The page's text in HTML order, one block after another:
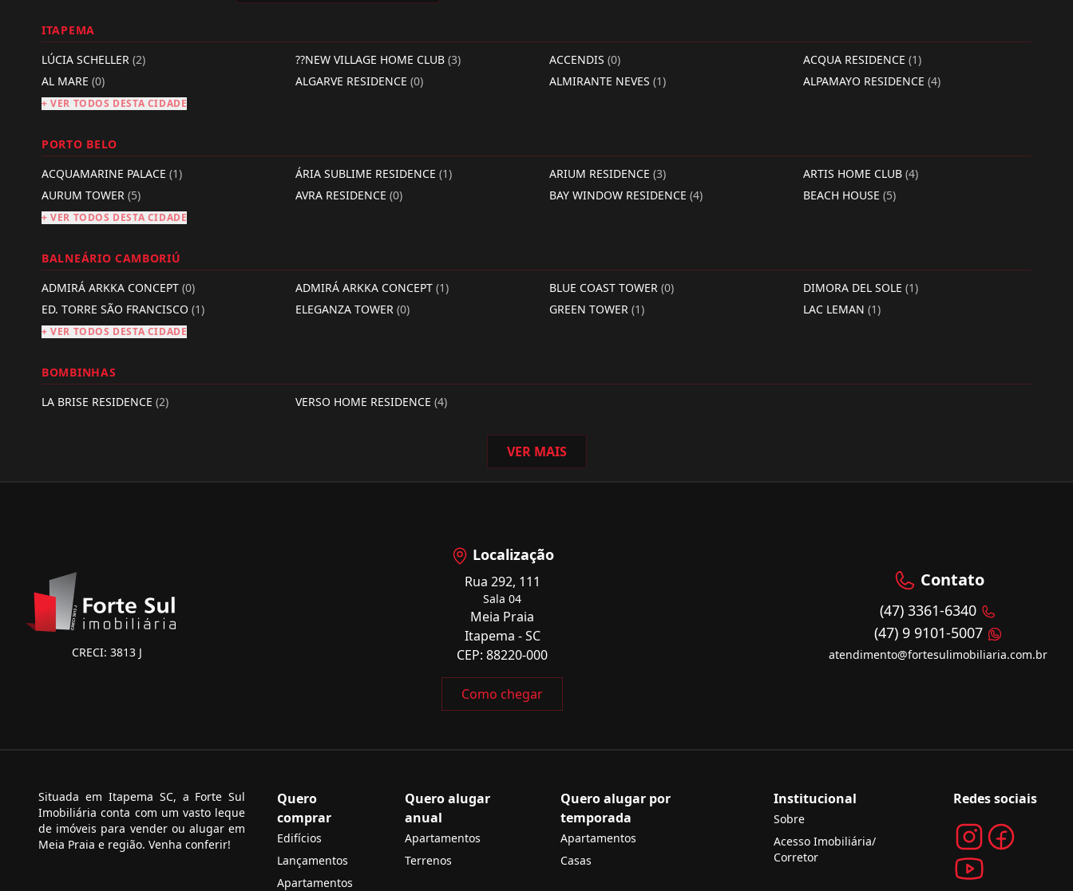
ITAPEMA
LÚCIA SCHELLER (2) ??NEW VILLAGE HOME CLUB (3) ACCENDIS (0) ACQUA RESIDENCE (1)
AL MARE (0) ALGARVE RESIDENCE (0) ALMIRANTE NEVES (1) ALPAMAYO RESIDENCE (4)
+ VER TODOS DESTA CIDADE
PORTO BELO
ACQUAMARINE PALACE (1) ÁRIA SUBLIME RESIDENCE (1) ARIUM RESIDENCE (3) ARTIS HOME CLUB (4)
AURUM TOWER (5) AVRA RESIDENCE (0) BAY WINDOW RESIDENCE (4) BEACH HOUSE (5)
+ VER TODOS DESTA CIDADE
BALNEÁRIO CAMBORIÚ
ADMIRÁ ARKKA CONCEPT (0) ADMIRÁ ARKKA CONCEPT (1) BLUE COAST TOWER (0) DIMORA DEL SOLE (1)
ED. TORRE SÃO FRANCISCO (1) ELEGANZA TOWER (0) GREEN TOWER (1) LAC LEMAN (1)
+ VER TODOS DESTA CIDADE
BOMBINHAS
LA BRISE RESIDENCE (2) VERSO HOME RESIDENCE (4)
VER MAIS
CRECI: 3813 J
Localização
Rua 292, 111
Sala 04
Meia Praia
Itapema - SC
CEP: 88220-000
Como chegar
Contato
(47) 3361-6340
(47) 9 9101-5007
atendimento@fortesulimobiliaria.com.br
Situada em Itapema SC, a Forte Sul
Imobiliária conta com um vasto leque
de imóveis para vender ou alugar em
Meia Praia e região. Venha conferir!
Quero
comprar
Edifícios
Lançamentos
Apartamentos
Quero alugar
anual
Apartamentos
Terrenos
Quero alugar por
temporada
Apartamentos
Casas
Institucional
Sobre
Acesso Imobiliária/
Corretor
Redes sociais